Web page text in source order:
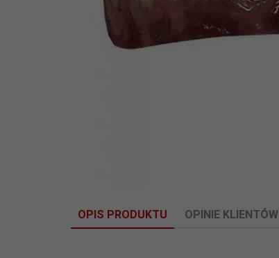
OPIS PRODUKTU OPINIE KLIENTÓW